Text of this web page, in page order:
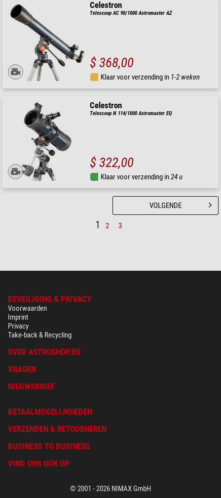
Celestron
Telescoop AC 90/1000 Astromaster AZ
$ 368,00
Klaar voor verzending in 1-2 weken
Celestron
Telescoop N 114/1000 Astromaster EQ
$ 322,00
Klaar voor verzending in24 u
1 2 3
VOLGENDE
BEVEILIGING & PRIVACY
Voorwaarden
Imprint
Privacy
Take-back & Recycling
OVER ASTROSHOP.BE
VRAGEN
NIEUWSBRIEF
BETAALMOGELIJKHEDEN
VERZENDEN & RETOURNEREN
BUSINESS TO BUSINESS
VIND ONS OOK OP
© 2001 - 2026 NIMAX GmbH